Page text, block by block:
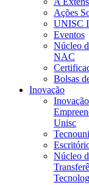
Ações
UNISC
Eventos
Núcleo
NAC
Bolsas
Inovação
Unisc
Núcleo